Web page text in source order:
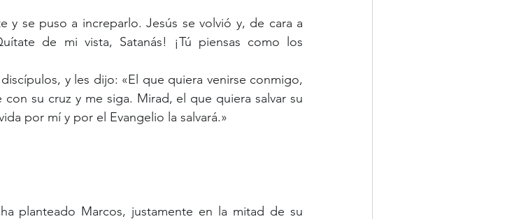
de mi vista, Satanás! ¡Tú piensas como los
su cruz y me siga. Mirad, el que quiera salvar su
por mí y por el Evangelio la salvará.»